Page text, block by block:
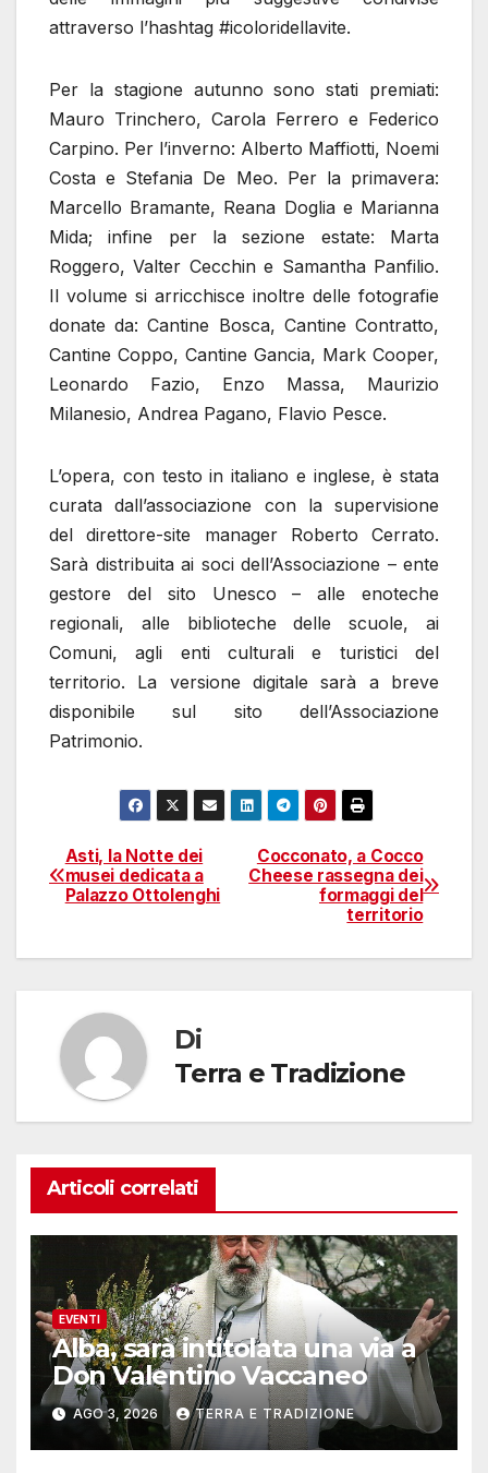
attraverso l’hashtag #icoloridellavite.
Per la stagione autunno sono stati premiati:
Mauro Trinchero, Carola Ferrero e Federico
Carpino. Per l’inverno: Alberto Maffiotti, Noemi
Costa e Stefania De Meo. Per la primavera:
Marcello Bramante, Reana Doglia e Marianna
Mida; infine per la sezione estate: Marta
Roggero, Valter Cecchin e Samantha Panfilio.
Il volume si arricchisce inoltre delle fotografie
donate da: Cantine Bosca, Cantine Contratto,
Cantine Coppo, Cantine Gancia, Mark Cooper,
Leonardo Fazio, Enzo Massa, Maurizio
Milanesio, Andrea Pagano, Flavio Pesce.
L’opera, con testo in italiano e inglese, è stata
curata dall’associazione con la supervisione
del direttore-site manager Roberto Cerrato.
Sarà distribuita ai soci dell’Associazione – ente
gestore del sito Unesco – alle enoteche
regionali, alle biblioteche delle scuole, ai
Comuni, agli enti culturali e turistici del
territorio. La versione digitale sarà a breve
disponibile sul sito dell’Associazione
Patrimonio.
Navigazione
articoli
Cocconato, a Cocco
Cheese rassegna dei
formaggi del
territorio
Asti, la Notte dei
musei dedicata a
Palazzo Ottolenghi
Di
Terra e Tradizione
Articoli correlati
EVENTI
Alba, sarà intitolata una via a
Don Valentino Vaccaneo
AGO 3, 2026 TERRA E TRADIZIONE